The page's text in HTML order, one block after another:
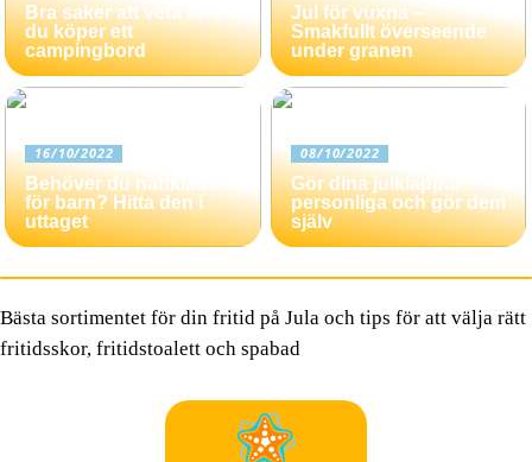
Bra saker att veta före
du köper ett
campingbord
Jul för vuxna –
Smakfullt överseende
under granen
16/10/2022
Behöver du nattkläder
för barn? Hitta den i
uttaget
08/10/2022
Gör dina julklappar
personliga och gör dem
själv
Bästa sortimentet för din fritid på Jula och tips för att välja rätt
fritidsskor, fritidstoalett och spabad